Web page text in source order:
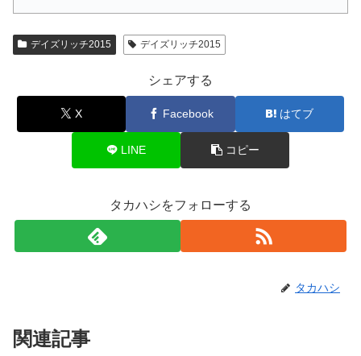
デイズリッチ2015 デイズリッチ2015
シェアする
X Facebook はてブ
LINE コピー
タカハシをフォローする
タカハシ
関連記事